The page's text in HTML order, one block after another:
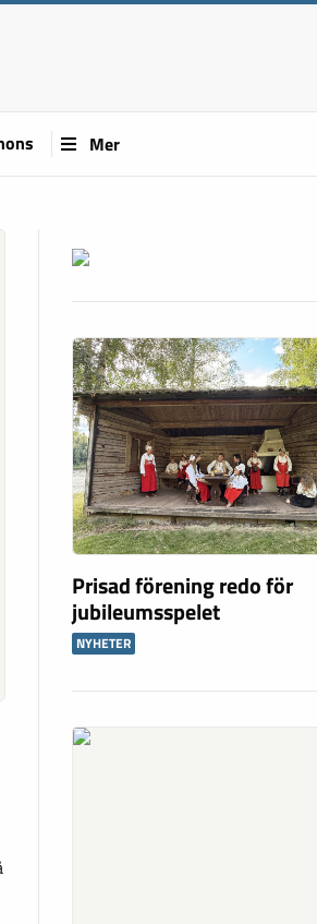
Mer
Prisad förening redo för
jubileumsspelet
NYHETER